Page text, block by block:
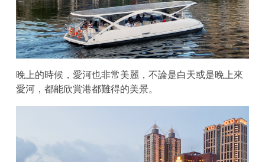
晚上的時候，愛河也非常美麗，不論是白天或是晚上來
愛河，都能欣賞港都難得的美景。